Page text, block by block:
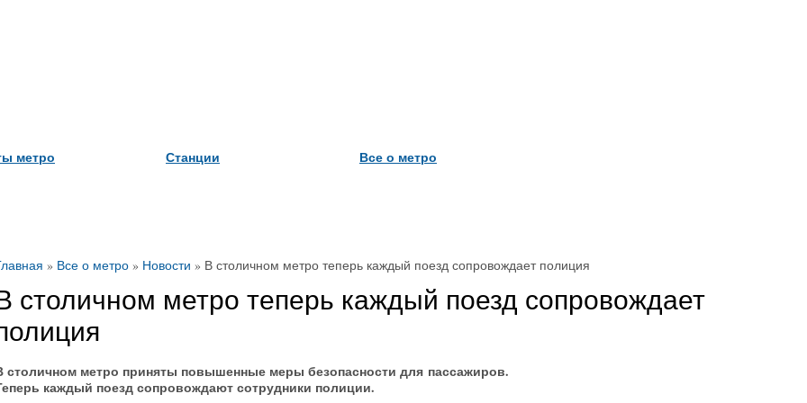
метро Станции Все о метро
» Все о метро » Новости » В столичном метро теперь каждый поезд сопровождает полиция
столичном метро теперь каждый поезд сопровождает
столичном метро приняты повышенные меры безопасности для пассажиров.
каждый поезд сопровождают сотрудники полиции.